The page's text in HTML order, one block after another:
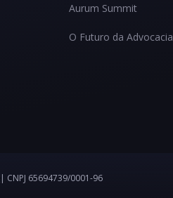
Aurum Summit
O Futuro da Advocacia
| CNPJ 65694739/0001-96